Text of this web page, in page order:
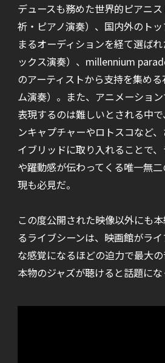
デュースも務めた世界的ピアニ
祈・ピアノ演奏）、国内外のト
まるオーディションを経て選ば
ックス演奏）、millennium
のアーティストから支持を集め
ム演奏）。また、アニメーショ
表現するのは難しいとされる中
ンキャプチャーやロトスコなど
イブリッドに取り入れることで
や躍動感が伝わってくる唯一無
現も必見だ。
この度公開された映像以外にも
るライブシーンは、映画館がラ
な感覚になるほどの迫力で最大
本物のジャズが聴けると話題にな